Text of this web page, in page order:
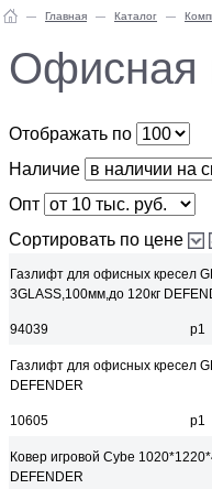
Главная Каталог
Офисная
Отображать по
Наличие
Опт
Сортировать по цене
Газлифт для офисных кресел
3GLASS,100мм,до 120кг
94039 р1
Газлифт для офисных кресел
DEFENDER
10605 р1
Ковер игровой Cybe
DEFENDER